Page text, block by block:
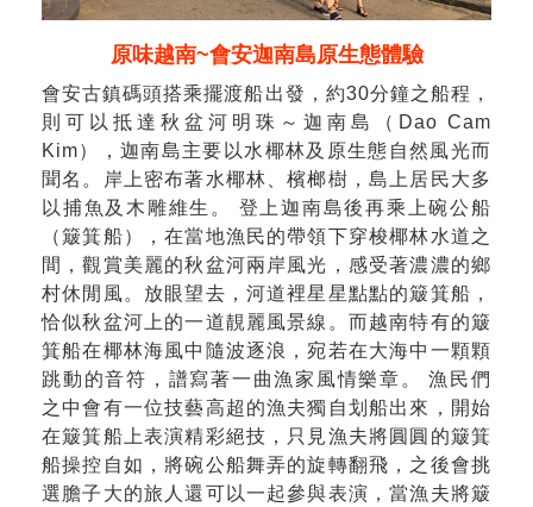
原味越南~會安迦南島原生態體驗
會安古鎮碼頭搭乘擺渡船出發，約30分鐘之船程，
則可以抵達秋盆河明珠～迦南島（Dao Cam
Kim），迦南島主要以水椰林及原生態自然風光而
聞名。岸上密布著水椰林、檳榔樹，島上居民大多
以捕魚及木雕維生。 登上迦南島後再乘上碗公船
（簸箕船），在當地漁民的帶領下穿梭椰林水道之
間，觀賞美麗的秋盆河兩岸風光，感受著濃濃的鄉
村休閒風。放眼望去，河道裡星星點點的簸箕船，
恰似秋盆河上的一道靚麗風景線。而越南特有的簸
箕船在椰林海風中隨波逐浪，宛若在大海中一顆顆
跳動的音符，譜寫著一曲漁家風情樂章。 漁民們
之中會有一位技藝高超的漁夫獨自划船出來，開始
在簸箕船上表演精彩絕技，只見漁夫將圓圓的簸箕
船操控自如，將碗公船舞弄的旋轉翻飛，之後會挑
選膽子大的旅人還可以一起參與表演，當漁夫將簸